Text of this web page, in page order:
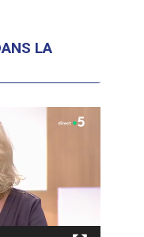
LA